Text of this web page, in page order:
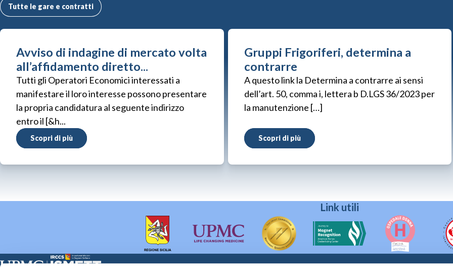
Tutte le gare e contratti
Avviso di indagine di mercato volta
all’affidamento diretto...
Tutti gli Operatori Economici interessati a
manifestare il loro interesse possono presentare
la propria candidatura al seguente indirizzo
entro il [&h...
Scopri di più
Gruppi Frigoriferi, determina a
contrarre
A questo link la Determina a contrarre ai sensi
dell’art. 50, comma i, lettera b D.LGS 36/2023 per
la manutenzione […]
Scopri di più
Link utili